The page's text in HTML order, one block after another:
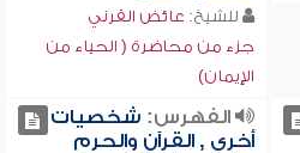
للشيخ: عائض القرني
جزء من محاضرة ( الحياء من
الإيمان)
الفهرس: شخصيات
أخرى , القرآن والحرم